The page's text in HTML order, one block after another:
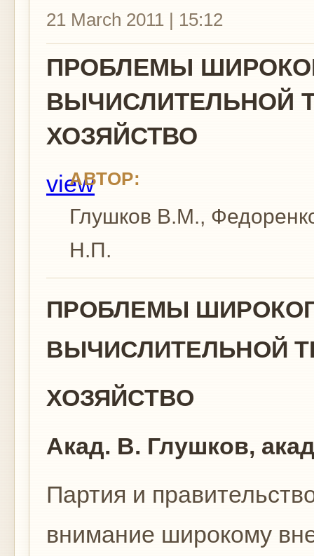
21 March 2011 | 15:12
ПРОБЛЕМЫ
ВЫЧИСЛИТЕЛЬНОЙ
ХОЗЯЙСТВО
АВТОР:
Глушков В.М.,
Н.П.
ПРОБЛЕМЫ
ВЫЧИСЛИТЕЛЬНОЙ
ХОЗЯЙСТВО
Акад. В. Глушков,
Партия и
внимание широко­му
view